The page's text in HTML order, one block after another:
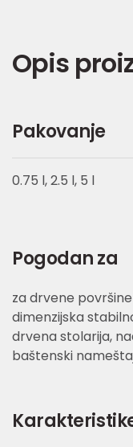
Opis
Pakovanje
0.75 l, 2.5 l, 5 l
Pogodan za
za drvene
dimenzijska
drvena stolarija,
baštenski